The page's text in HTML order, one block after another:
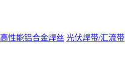
高性能铝合金焊丝 光伏焊带/汇流带